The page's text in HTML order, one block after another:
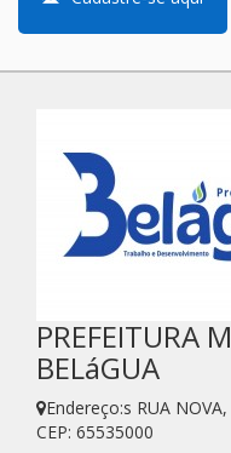
PREFEITURA
BELáGUA
Endereço:s RUA
CEP: 65535000